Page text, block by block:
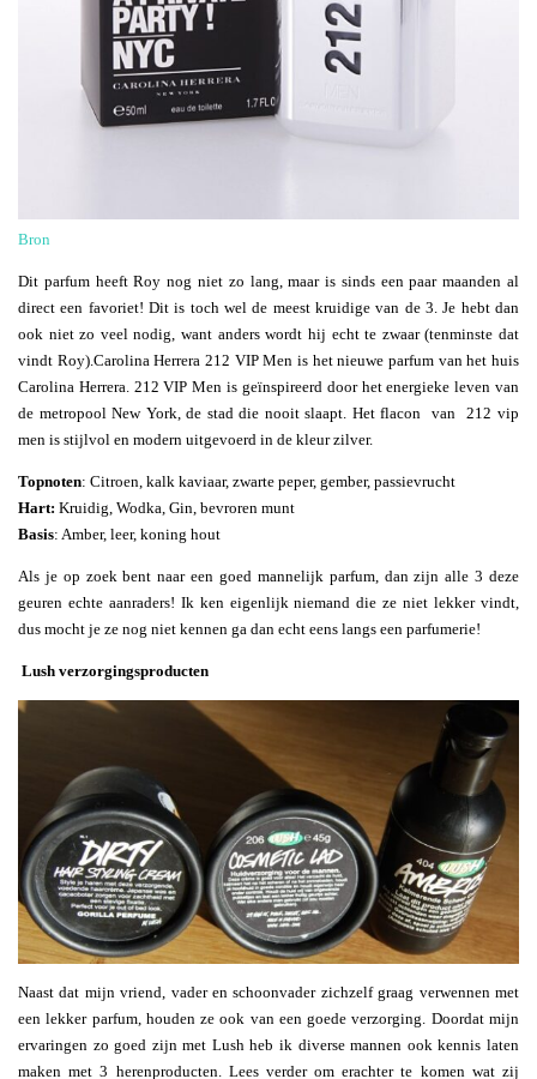
Bron
Dit parfum heeft Roy nog niet zo lang, maar is sinds een paar maanden al
direct een favoriet! Dit is toch wel de meest kruidige van de 3. Je hebt dan
ook niet zo veel nodig, want anders wordt hij echt te zwaar (tenminste dat
vindt Roy).Carolina Herrera 212 VIP Men is het nieuwe parfum van het huis
Carolina Herrera. 212 VIP Men is geïnspireerd door het energieke leven van
de metropool New York, de stad die nooit slaapt. Het flacon van 212 vip
men is stijlvol en modern uitgevoerd in de kleur zilver.
Topnoten: Citroen, kalk kaviaar, zwarte peper, gember, passievrucht
Hart: Kruidig, Wodka, Gin, bevroren munt
Basis: Amber, leer, koning hout
Als je op zoek bent naar een goed mannelijk parfum, dan zijn alle 3 deze
geuren echte aanraders! Ik ken eigenlijk niemand die ze niet lekker vindt,
dus mocht je ze nog niet kennen ga dan echt eens langs een parfumerie!
Lush verzorgingsproducten
Naast dat mijn vriend, vader en schoonvader zichzelf graag verwennen met
een lekker parfum, houden ze ook van een goede verzorging. Doordat mijn
ervaringen zo goed zijn met Lush heb ik diverse mannen ook kennis laten
maken met 3 herenproducten. Lees verder om erachter te komen wat zij